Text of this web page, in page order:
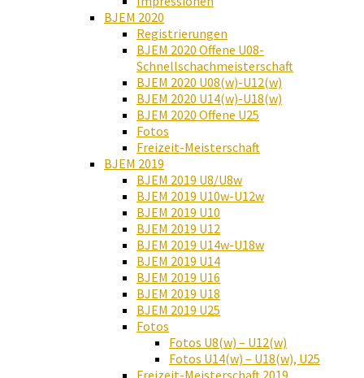
BJEM 2020
Registrierungen
BJEM 2020 Offene U08-
Schnellschachmeisterschaft
BJEM 2020 U08(w)-U12(w)
BJEM 2020 U14(w)-U18(w)
BJEM 2020 Offene U25
Fotos
Freizeit-Meisterschaft
BJEM 2019
BJEM 2019 U8/U8w
BJEM 2019 U10w-U12w
BJEM 2019 U10
BJEM 2019 U12
BJEM 2019 U14w-U18w
BJEM 2019 U14
BJEM 2019 U16
BJEM 2019 U18
BJEM 2019 U25
Fotos
Fotos U8(w) – U12(w)
Fotos U14(w) – U18(w), U25
Freizeit-Meisterschaft 2019